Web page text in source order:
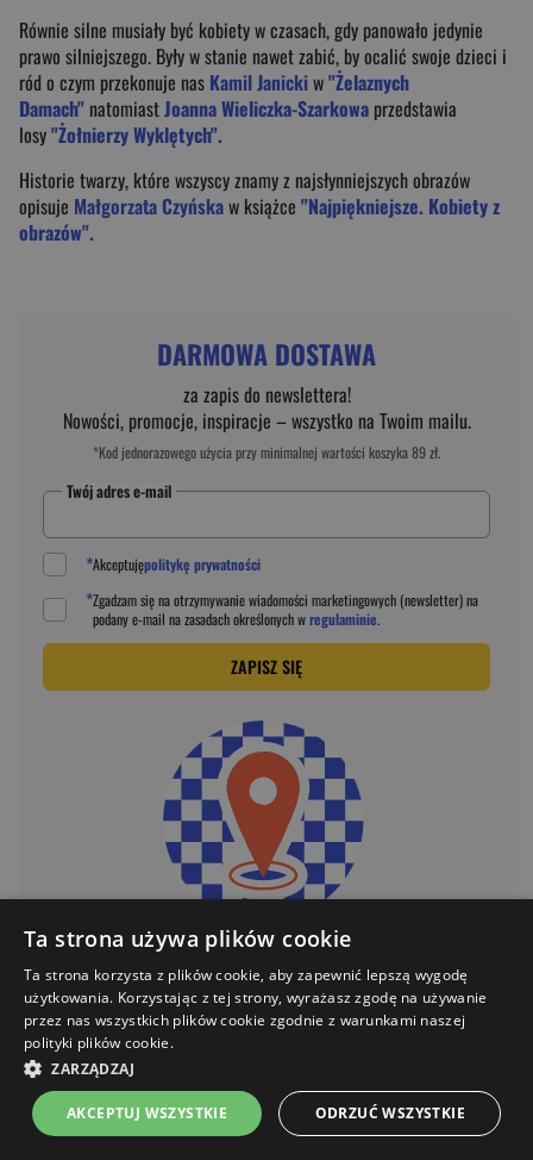
Równie silne musiały być kobiety w czasach, gdy panowało jedynie
prawo silniejszego. Były w stanie nawet zabić, by ocalić swoje dzieci i
ród o czym przekonuje nas Kamil Janickiw"Żelaznych
Damach" natomiastJoanna Wieliczka-Szarkowa przedstawia
losy"Żołnierzy Wyklętych".
Historie twarzy, które wszyscy znamy z najsłynniejszych obrazów
opisuje Małgorzata Czyńskaw książce "Najpiękniejsze. Kobiety z
obrazów".
DARMOWA DOSTAWA
za zapis do newslettera!
Nowości, promocje, inspiracje – wszystko na Twoim mailu.
*Kod jednorazowego użycia przy minimalnej wartości koszyka 89 zł.
Twój adres e-mail
*Akceptujępolitykę prywatności
*Zgadzam się na otrzymywanie wiadomości marketingowych (newsletter) na
podanye-mail na zasadach określonych wregulaminie.
ZAPISZ SIĘ
Ta strona używa plików cookie
Ta strona korzysta z plików cookie, aby zapewnić lepszą wygodę
użytkowania. Korzystając z tej strony, wyrażasz zgodę na używanie
przez nas wszystkich plików cookie zgodnie z warunkami naszej
polityki plików cookie.
ZARZĄDZAJ
AKCEPTUJ WSZYSTKIE ODRZUĆ WSZYSTKIE